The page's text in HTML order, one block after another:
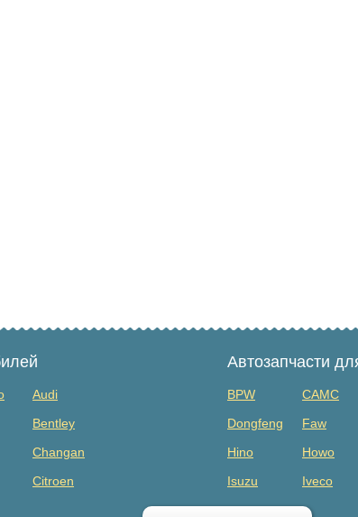
Audi
Bentley
Changan
Citroen
Автозапчасти
BPW CAMC
Dongfeng
Faw
Hino
Howo
Isuzu
Iveco
MAZ
Mercedes